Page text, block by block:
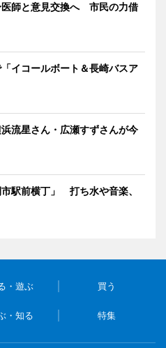
医師と意見交換へ 市民の力借
イコールボート＆長崎バスア
流星さん・広瀬すずさんが今
駅前横丁」 打ち水や音楽、
・遊ぶ 買う
・知る 特集